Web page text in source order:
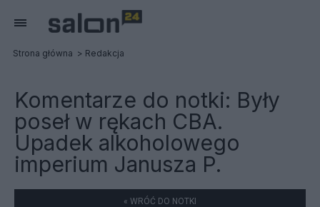
Strona główna Redakcja
Komentarze do notki: Były
poseł w rękach CBA.
Upadek alkoholowego
imperium Janusza P.
« WRÓĆ DO NOTKI